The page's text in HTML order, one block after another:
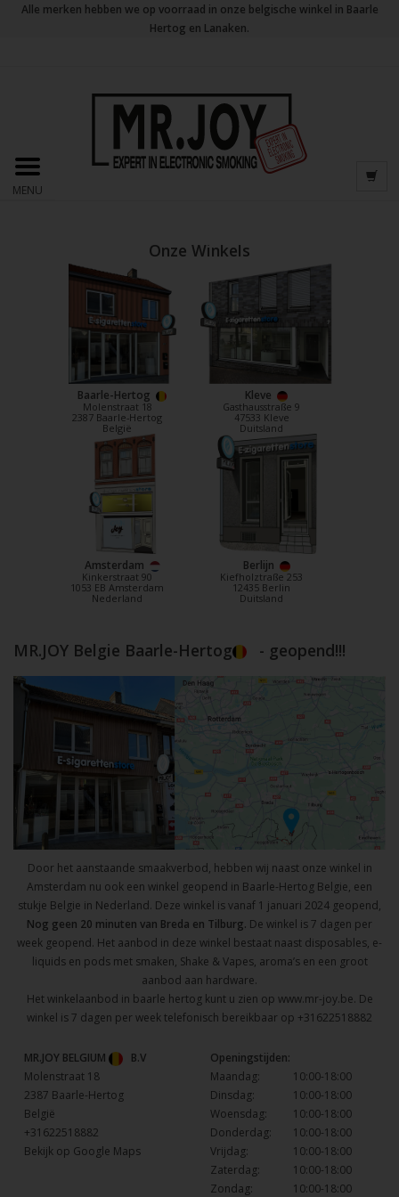
Alle merken hebben we op voorraad in onze belgische winkel in Baarle
Hertog en Lanaken.
MENU
Onze Winkels
Baarle-Hertog
Molenstraat 18
2387 Baarle-Hertog
België
Kleve
Gasthausstraße 9
47533 Kleve
Duitsland
Amsterdam
Kinkerstraat 90
1053 EB Amsterdam
Nederland
Berlijn
Kiefholztraße 253
12435 Berlin
Duitsland
MR.JOY Belgie Baarle-Hertog - geopend!!!
Door het aanstaande smaakverbod, hebben wij naast onze winkel in
Amsterdam nu ook een winkel geopend in Baarle-Hertog Belgie, een
stukje Belgie in Nederland. Deze winkel is vanaf 1 januari 2024 geopend,
Nog geen 20 minuten van Breda en Tilburg. De winkel is 7 dagen per
week geopend. Het aanbod in deze winkel bestaat naast disposables, e-
liquids en pods met smaken, Shake & Vapes, aroma’s en een groot
aanbod aan hardware.
Het winkelaanbod in baarle hertog kunt u zien op www.mr-joy.be. De
winkel is 7 dagen per week telefonisch bereikbaar op +31622518882
MR.JOY BELGIUM
B.V
Molenstraat 18
2387 Baarle-Hertog
België
+31622518882
Bekijk op Google Maps
Openingstijden:
Maandag:
10:00-18:00
Dinsdag:
10:00-18:00
Woensdag:
10:00-18:00
Donderdag:
10:00-18:00
Vrijdag:
10:00-18:00
Zaterdag:
10:00-18:00
Zondag:
10:00-18:00